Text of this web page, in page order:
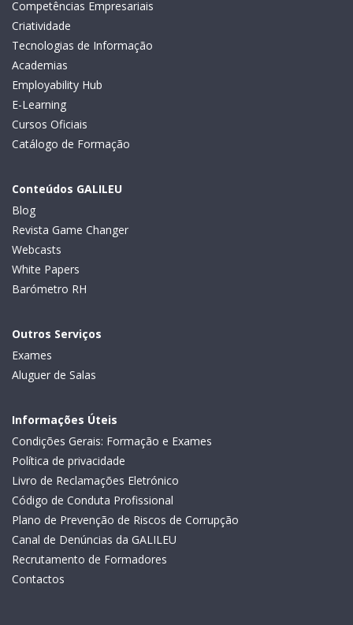
Competências Empresariais
Criatividade
Tecnologias de Informação
Academias
Employability Hub
E-Learning
Cursos Oficiais
Catálogo de Formação
Conteúdos GALILEU
Blog
Revista Game Changer
Webcasts
White Papers
Barómetro RH
Outros Serviços
Exames
Aluguer de Salas
Informações Úteis
Condições Gerais: Formação e Exames
Política de privacidade
Livro de Reclamações Eletrónico
Código de Conduta Profissional
Plano de Prevenção de Riscos de Corrupção
Canal de Denúncias da GALILEU
Recrutamento de Formadores
Contactos